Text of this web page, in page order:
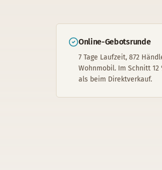
Online-Gebotsrunde
7 Tage Laufzeit, 872
Wohnmobil. Im Schnitt 12
als beim Direktverkauf.